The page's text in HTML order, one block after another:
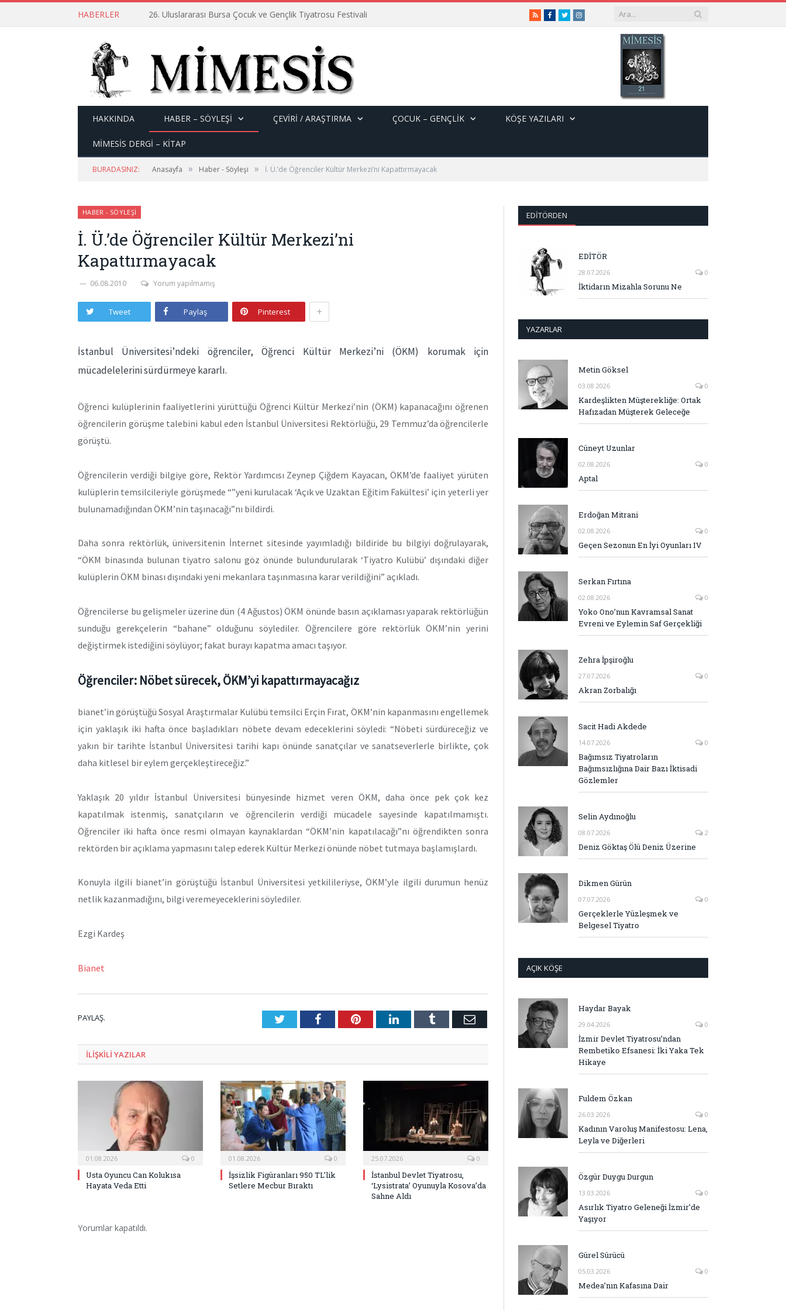
HABERLER 26. Uluslararası Bursa Çocuk ve Gençlik Tiyatrosu Festivali RSSFacebook
TwitterInstagram
HAKKINDA HABER – SÖYLEŞI ÇEVİRİ / ARAŞTIRMA ÇOCUK – GENÇLIK KÖŞE YAZILARI
MİMESİS DERGİ – KİTAP
BURADASINIZ: Anasayfa » Haber - Söyleşi » İ. Ü.’de Öğrenciler Kültür Merkezi’ni Kapattırmayacak
HABER - SÖYLEŞI
İ. Ü.’de Öğrenciler Kültür Merkezi’ni
Kapattırmayacak
06.08.2010 Yorum yapılmamış
Tweet Paylaş Pinterest +
İstanbul Üniversitesi’ndeki öğrenciler, Öğrenci Kültür Merkezi’ni (ÖKM) korumak için
mücadelelerini sürdürmeye kararlı.
Öğrenci kulüplerinin faaliyetlerini yürüttüğü Öğrenci Kültür Merkezi’nin (ÖKM) kapanacağını öğrenen
öğrencilerin görüşme talebini kabul eden İstanbul Üniversitesi Rektörlüğü, 29 Temmuz’da öğrencilerle
görüştü.
Öğrencilerin verdiği bilgiye göre, Rektör Yardımcısı Zeynep Çiğdem Kayacan, ÖKM’de faaliyet yürüten
kulüplerin temsilcileriyle görüşmede “”yeni kurulacak ‘Açık ve Uzaktan Eğitim Fakültesi’ için yeterli yer
bulunamadığından ÖKM’nin taşınacağı”nı bildirdi.
Daha sonra rektörlük, üniversitenin İnternet sitesinde yayımladığı bildiride bu bilgiyi doğrulayarak,
“ÖKM binasında bulunan tiyatro salonu göz önünde bulundurularak ‘Tiyatro Kulübü’ dışındaki diğer
kulüplerin ÖKM binası dışındaki yeni mekanlara taşınmasına karar verildiğini” açıkladı.
Öğrencilerse bu gelişmeler üzerine dün (4 Ağustos) ÖKM önünde basın açıklaması yaparak rektörlüğün
sunduğu gerekçelerin “bahane” olduğunu söylediler. Öğrencilere göre rektörlük ÖKM’nin yerini
değiştirmek istediğini söylüyor; fakat burayı kapatma amacı taşıyor.
Öğrenciler: Nöbet sürecek, ÖKM’yi kapattırmayacağız
bianet’in görüştüğü Sosyal Araştırmalar Kulübü temsilci Erçin Fırat, ÖKM’nin kapanmasını engellemek
için yaklaşık iki hafta önce başladıkları nöbete devam edeceklerini söyledi: “Nöbeti sürdüreceğiz ve
yakın bir tarihte İstanbul Üniversitesi tarihi kapı önünde sanatçılar ve sanatseverlerle birlikte, çok
daha kitlesel bir eylem gerçekleştireceğiz.”
Yaklaşık 20 yıldır İstanbul Üniversitesi bünyesinde hizmet veren ÖKM, daha önce pek çok kez
kapatılmak istenmiş, sanatçıların ve öğrencilerin verdiği mücadele sayesinde kapatılmamıştı.
Öğrenciler iki hafta önce resmi olmayan kaynaklardan “ÖKM’nin kapatılacağı”nı öğrendikten sonra
rektörden bir açıklama yapmasını talep ederek Kültür Merkezi önünde nöbet tutmaya başlamışlardı.
Konuyla ilgili bianet’in görüştüğü İstanbul Üniversitesi yetkilileriyse, ÖKM’yle ilgili durumun henüz
netlik kazanmadığını, bilgi veremeyeceklerini söylediler.
Ezgi Kardeş
Bianet
PAYLAŞ. TwitterFacebookPinterestLinkedInTumblr E-
ILIŞKILI YAZILAR
01.08.2026 0
Usta Oyuncu Can Kolukısa
Hayata Veda Etti
01.08.2026 0
İşsizlik Figüranları 950 TL’lik
Setlere Mecbur Bıraktı
25.07.2026 0
İstanbul Devlet Tiyatrosu,
‘Lysistrata’ Oyunuyla Kosova’da
Sahne Aldı
Yorumlar kapatıldı.
EDITÖRDEN
EDİTÖR
28.07.2026 0
İktidarın Mizahla Sorunu Ne
YAZARLAR
Metin Göksel
03.08.2026 0
Kardeşlikten Müşterekliğe: Ortak
Hafızadan Müşterek Geleceğe
Cüneyt Uzunlar
02.08.2026 0
Aptal
Erdoğan Mitrani
02.08.2026 0
Geçen Sezonun En İyi Oyunları IV
Serkan Fırtına
02.08.2026 0
Yoko Ono’nun Kavramsal Sanat
Evreni ve Eylemin Saf Gerçekliği
Zehra İpşiroğlu
27.07.2026 0
Akran Zorbalığı
Sacit Hadi Akdede
14.07.2026 0
Bağımsız Tiyatroların
Bağımsızlığına Dair Bazı İktisadi
Gözlemler
Selin Aydınoğlu
08.07.2026 2
Deniz Göktaş Ölü Deniz Üzerine
Dikmen Gürün
07.07.2026 0
Gerçeklerle Yüzleşmek ve
Belgesel Tiyatro
AÇIK KÖŞE
Haydar Bayak
29.04.2026 0
İzmir Devlet Tiyatrosu’ndan
Rembetiko Efsanesi: İki Yaka Tek
Hikaye
Fuldem Özkan
26.03.2026 0
Kadının Varoluş Manifestosu: Lena,
Leyla ve Diğerleri
Özgür Duygu Durgun
13.03.2026 0
Asırlık Tiyatro Geleneği İzmir’de
Yaşıyor
Gürel Sürücü
05.03.2026 0
Medea’nın Kafasına Dair